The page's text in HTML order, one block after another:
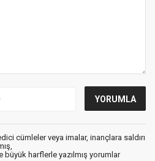
cümleler veya imalar, inançlara saldırı
büyük harflerle yazılmış yorumlar